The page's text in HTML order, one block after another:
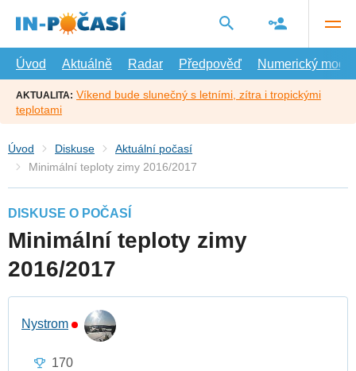
hlavní
Úvod
Aktuálně Radar Předpověď Numerický model
AKTUALITA: Víkend bude slunečný s letními, zítra i tropickými
teplotami
Úvod Diskuse
Aktuální počasí
Minimální teploty zimy 2016/2017
DISKUSE O POČASÍ
Minimální teploty zimy
2016/2017
Nystrom
170